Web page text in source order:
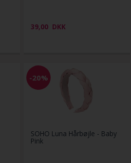
39,00 DKK
-20%
SOHO Luna Hårbøjle - Baby
Pink